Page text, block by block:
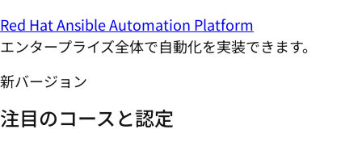
Red Hat Ansible Automation Platform
エンタープライズ全体で自動化を実装できます。
新バージョン
注目のコースと認定